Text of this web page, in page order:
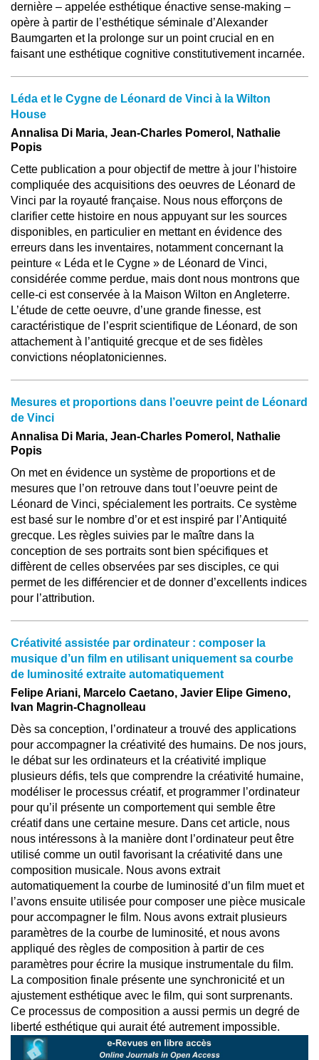
dernière – appelée esthétique énactive sense-making –
opère à partir de l’esthétique séminale d’Alexander
Baumgarten et la prolonge sur un point crucial en en
faisant une esthétique cognitive constitutivement incarnée.
Léda et le Cygne de Léonard de Vinci à la Wilton
House
Annalisa Di Maria, Jean-Charles Pomerol, Nathalie
Popis
Cette publication a pour objectif de mettre à jour l’histoire
compliquée des acquisitions des oeuvres de Léonard de
Vinci par la royauté française. Nous nous efforçons de
clarifier cette histoire en nous appuyant sur les sources
disponibles, en particulier en mettant en évidence des
erreurs dans les inventaires, notamment concernant la
peinture « Léda et le Cygne » de Léonard de Vinci,
considérée comme perdue, mais dont nous montrons que
celle-ci est conservée à la Maison Wilton en Angleterre.
L’étude de cette oeuvre, d’une grande finesse, est
caractéristique de l’esprit scientifique de Léonard, de son
attachement à l’antiquité grecque et de ses fidèles
convictions néoplatoniciennes.
Mesures et proportions dans l’oeuvre peint de Léonard
de Vinci
Annalisa Di Maria, Jean-Charles Pomerol, Nathalie
Popis
On met en évidence un système de proportions et de
mesures que l’on retrouve dans tout l’oeuvre peint de
Léonard de Vinci, spécialement les portraits. Ce système
est basé sur le nombre d’or et est inspiré par l’Antiquité
grecque. Les règles suivies par le maître dans la
conception de ses portraits sont bien spécifiques et
diffèrent de celles observées par ses disciples, ce qui
permet de les différencier et de donner d’excellents indices
pour l’attribution.
Créativité assistée par ordinateur : composer la
musique d’un film en utilisant uniquement sa courbe
de luminosité extraite automatiquement
Felipe Ariani, Marcelo Caetano, Javier Elipe Gimeno,
Ivan Magrin-Chagnolleau
Dès sa conception, l’ordinateur a trouvé des applications
pour accompagner la créativité des humains. De nos jours,
le débat sur les ordinateurs et la créativité implique
plusieurs défis, tels que comprendre la créativité humaine,
modéliser le processus créatif, et programmer l’ordinateur
pour qu’il présente un comportement qui semble être
créatif dans une certaine mesure. Dans cet article, nous
nous intéressons à la manière dont l’ordinateur peut être
utilisé comme un outil favorisant la créativité dans une
composition musicale. Nous avons extrait
automatiquement la courbe de luminosité d’un film muet et
l’avons ensuite utilisée pour composer une pièce musicale
pour accompagner le film. Nous avons extrait plusieurs
paramètres de la courbe de luminosité, et nous avons
appliqué des règles de composition à partir de ces
paramètres pour écrire la musique instrumentale du film.
La composition finale présente une synchronicité et un
ajustement esthétique avec le film, qui sont surprenants.
Ce processus de composition a aussi permis un degré de
liberté esthétique qui aurait été autrement impossible.